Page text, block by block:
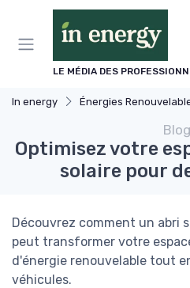
LE MÉDIA DES
In energy Énergies
Blog
Optimisez votre
solaire pour
Découvrez comment un abri
peut transformer votre
d'énergie renouvelable tout
véhicules.
Panneau de gestion des cookies